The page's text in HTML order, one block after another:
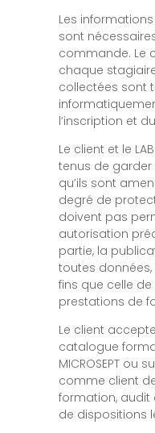
Les
sont
commande. Le
chaque
collectées sont
l’inscription et
Le client et le
tenus de
qu’ils sont
degré de
doivent pas
autorisation
partie, la
toutes données,
fins que celle
prestations de
Le client
catalogue
MICROSEPT ou
comme client
formation, audit
de dispositions